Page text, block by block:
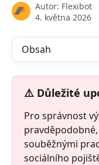
Autor: Flexibot
4. května 2026
Obsah
⚠️ Důležité
Pro správnost
souběžnými
sociálního